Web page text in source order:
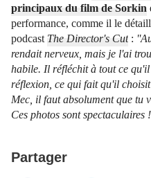
principaux du film de Sorkin
performance, comme il le
podcast The Director's Cut :
rendait nerveux, mais je l'ai
habile. Il réfléchit à tout ce
réflexion, ce qui fait qu'il
Mec, il faut absolument que tu
Ces photos sont spectaculaires
Partager